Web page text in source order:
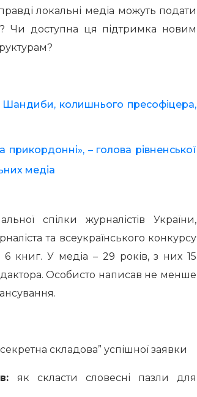
локальні медіа можуть подати
Чи доступна ця підтримка новим
Шандиби, колишнього пресофіцера,
– голова рівненської
медіа
спілки журналістів України,
та всеукраїнського конкурсу
6 книг. У медіа – 29 років, з них 15
Особисто написав не менше
складова” успішної заявки
як скласти словесні пазли для